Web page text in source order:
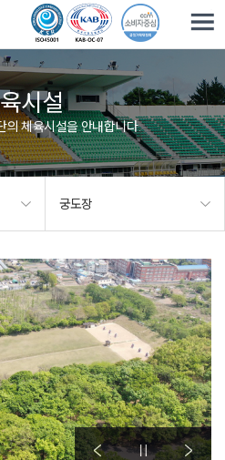
시설
의 체육시설을 안내합니다.
궁도장